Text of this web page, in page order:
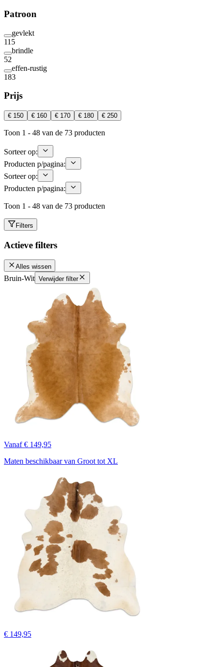
Patroon
gevlekt
115
brindle
52
effen-rustig
183
Prijs
€ 150 € 160 € 170 € 180 € 250
Toon 1 - 48 van de 73 producten
Sorteer op:
Producten p/pagina:
Sorteer op:
Producten p/pagina:
Toon 1 - 48 van de 73 producten
Filters
Actieve filters
Alles wissen
Bruin-Wit Verwijder filter
Vanaf € 149,95
Maten beschikbaar van Groot tot XL
€ 149,95